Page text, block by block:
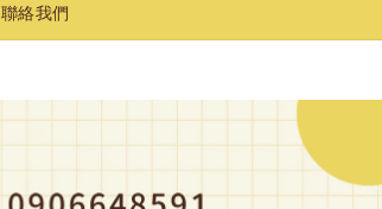
聯絡我們